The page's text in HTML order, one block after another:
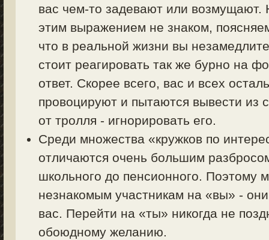
вас чем-то задевают или возмущают.
этим выражением не знаком,
что в реальной жизни вы
стоит реагировать так же бурно на
ответ. Скорее всего, вас и всех
провоцируют и пытаются вывести из
от тролля - игнорировать его.
Среди множества «кружков по
отличаются очень большим
школьного до пенсионного. Поэтому
незнакомым участникам на «вы» -
вас. Перейти на «ты» никогда не
обоюдному желанию.